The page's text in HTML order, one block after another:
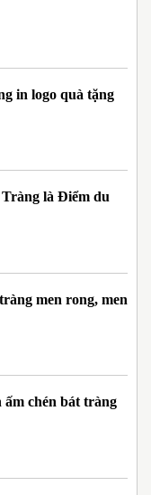
in logo quà tặng
là Điểm du
men rong, men
ấm chén bát tràng